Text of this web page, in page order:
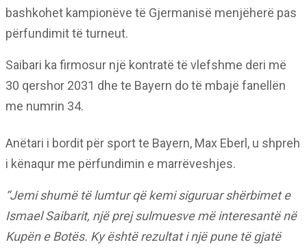
bashkohet kampionëve të Gjermanisë menjëherë pas
përfundimit të turneut.
Saibari ka firmosur një kontratë të vlefshme deri më
30 qershor 2031 dhe te Bayern do të mbajë fanellën
me numrin 34.
Anëtari i bordit për sport te Bayern, Max Eberl, u shpreh
i kënaqur me përfundimin e marrëveshjes.
“Jemi shumë të lumtur që kemi siguruar shërbimet e
Ismael Saibarit, një prej sulmuesve më interesantë në
Kupën e Botës. Ky është rezultat i një pune të gjatë